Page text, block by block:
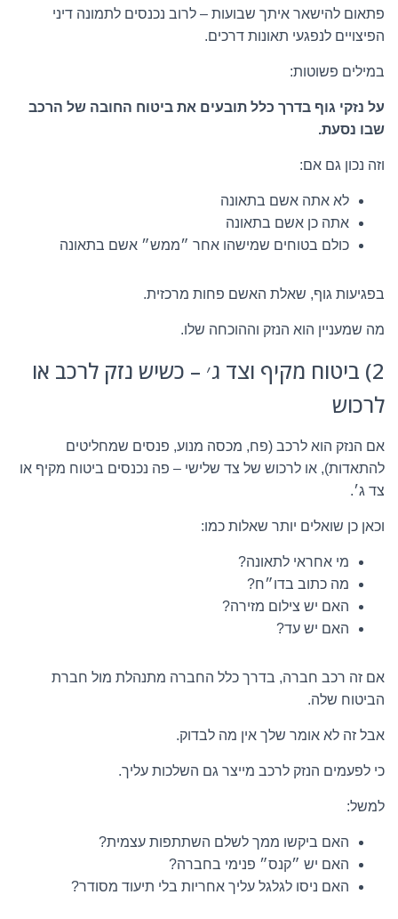
פתאום להישאר איתך שבועות – לרוב נכנסים לתמונה דיני
הפיצויים לנפגעי תאונות דרכים.
במילים פשוטות:
על נזקי גוף בדרך כלל תובעים את ביטוח החובה של הרכב
שבו נסעת.
וזה נכון גם אם:
לא אתה אשם בתאונה
אתה כן אשם בתאונה
כולם בטוחים שמישהו אחר ״ממש״ אשם בתאונה
בפגיעות גוף, שאלת האשם פחות מרכזית.
מה שמעניין הוא הנזק וההוכחה שלו.
2) ביטוח מקיף וצד ג׳ – כשיש נזק לרכב או
לרכוש
אם הנזק הוא לרכב (פח, מכסה מנוע, פנסים שמחליטים
להתאדות), או לרכוש של צד שלישי – פה נכנסים ביטוח מקיף או
צד ג׳.
וכאן כן שואלים יותר שאלות כמו:
מי אחראי לתאונה?
מה כתוב בדו״ח?
האם יש צילום מזירה?
האם יש עד?
אם זה רכב חברה, בדרך כלל החברה מתנהלת מול חברת
הביטוח שלה.
אבל זה לא אומר שלך אין מה לבדוק.
כי לפעמים הנזק לרכב מייצר גם השלכות עליך.
למשל:
האם ביקשו ממך לשלם השתתפות עצמית?
האם יש ״קנס״ פנימי בחברה?
האם ניסו לגלגל עליך אחריות בלי תיעוד מסודר?